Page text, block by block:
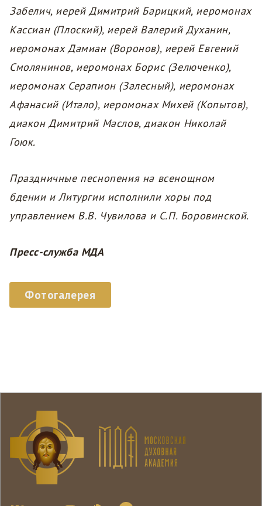
Забелич, иерей Димитрий Барицкий, иеромонах
Кассиан (Плоский), иерей Валерий Духанин,
иеромонах Дамиан (Воронов), иерей Евгений
Смолянинов, иеромонах Борис (Зелюченко),
иеромонах Серапион (Залесный), иеромонах
Афанасий (Итало), иеромонах Михей (Копытов),
диакон Димитрий Маслов, диакон Николай
Гоюк.
Праздничные песнопения на всенощном
бдении и Литургии исполнили хоры под
управлением В.В. Чувилова и С.П. Боровинской.
Пресс-служба МДА
Фотогалерея